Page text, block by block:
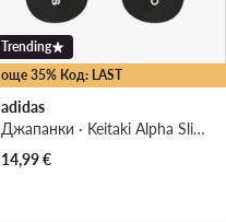
още 35% Код: LAST
Trending
adidas
Джапанки · Keitaki Alpha Slides JR1152 · Черен
14,99€